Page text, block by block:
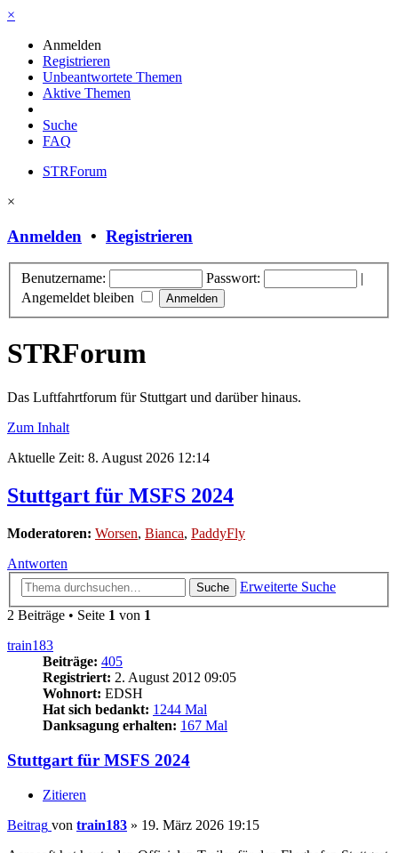
×
Anmelden
Registrieren
Unbeantwortete Themen
Aktive Themen
Suche
FAQ
STRForum
×
Anmelden • Registrieren
Benutzername: Passwort:
|
Angemeldet bleiben
STRForum
Das Luftfahrtforum für Stuttgart und darüber hinaus.
Zum Inhalt
Aktuelle Zeit: 8. August 2026 12:14
Stuttgart für MSFS 2024
Moderatoren: Worsen, Bianca, PaddyFly
Antworten
Suche
Erweiterte Suche
2 Beiträge • Seite 1 von 1
train183
Beiträge: 405
Registriert: 2. August 2012 09:05
Wohnort: EDSH
Hat sich bedankt: 1244 Mal
Danksagung erhalten: 167 Mal
Stuttgart für MSFS 2024
Zitieren
Beitrag von train183 » 19. März 2026 19:15